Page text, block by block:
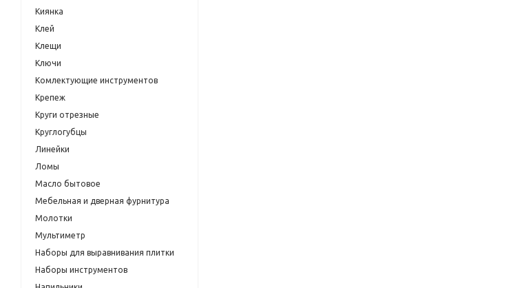
Киянка
Клей
Клещи
Ключи
Комлектующие инструментов
Крепеж
Круги отрезные
Круглогубцы
Линейки
Ломы
Масло бытовое
Мебельная и дверная фурнитура
Молотки
Мультиметр
Наборы для выравнивания плитки
Наборы инструментов